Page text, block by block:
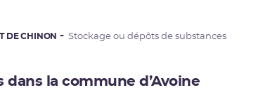
DE CHINON
Stockage ou dépôts de substances
dans la commune d’Avoine